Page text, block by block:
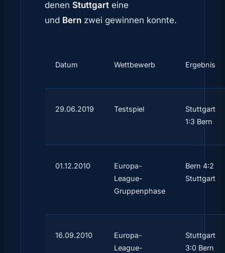
denen Stuttgart eine
und Bern zwei gewinnen konnte.
Datum Wettbewerb Ergebnis
29.06.2019 Testspiel
Stuttgart
1:3 Bern
01.12.2010
Europa-
League-
Gruppenphase
Bern 4:2
Stuttgart
16.09.2010
Europa-
League-
Stuttgart
3:0 Bern